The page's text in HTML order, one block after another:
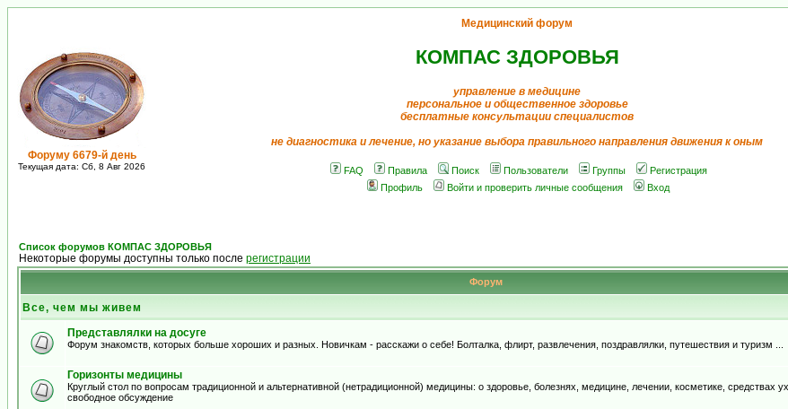
Форуму 6679-й день
Текущая дата: Сб, 8 Авг 2026
Медицинский форум
КОМПАС ЗДОРОВЬЯ
управление в медицине
персональное и общественное здоровье
бесплатные консультации специалистов
не диагностика и лечение, но указание выбора правильного направления движения к оным
FAQ Правила Поиск Пользователи Группы
Регистрация
Профиль
Войти и проверить личные сообщения Вход
Список форумов КОМПАС ЗДОРОВЬЯ
Некоторые форумы доступны только после регистрации
Форум
Все, чем мы живем
Представлялки на досуге
Форум знакомств, которых больше хороших и разных. Новичкам - расскажи о себе! Болталка, флирт, развлечения, поздравлялки, путешествия и туризм ...
Горизонты медицины
Круглый стол по вопросам традиционной и альтернативной (нетрадиционной) медицины: о здоровье, болезнях, медицине, лечении, косметике, средствах
свободное обсуждение